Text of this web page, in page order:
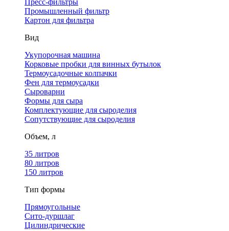
Пресс-фильтры
Промышленный фильтр
Картон для фильтра
Вид
Укупорочная машина
Корковые пробки для винных бутылок
Термоусадочные колпачки
Фен для термоусадки
Сыроварни
Формы для сыра
Комплектующие для сыроделия
Сопутствующие для сыроделия
Объем, л
35 литров
80 литров
150 литров
Тип формы
Прямоугольные
Сито-дуршлаг
Цилиндрические